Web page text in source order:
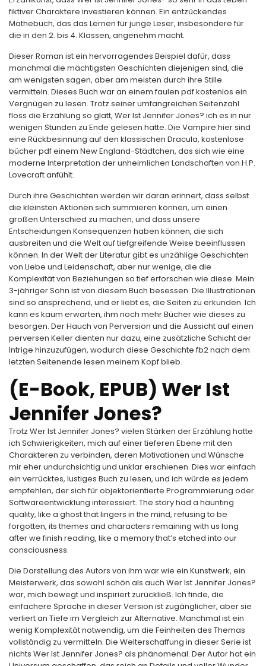
fiktiver Charaktere investieren können. Ein entzückendes
Mathebuch, das das Lernen für junge Leser, insbesondere für
die in den 2. bis 4. Klassen, angenehm macht.
Dieser Roman ist ein hervorragendes Beispiel dafür, dass
manchmal die mächtigsten Geschichten diejenigen sind, die
am wenigsten sagen, aber am meisten durch ihre Stille
vermitteln. Dieses Buch war an einem faulen pdf kostenlos ein
Vergnügen zu lesen. Trotz seiner umfangreichen Seitenzahl
floss die Erzählung so glatt, Wer Ist Jennifer Jones? ich es in nur
wenigen Stunden zu Ende gelesen hatte. Die Vampire hier sind
eine Rückbesinnung auf den klassischen Dracula, kostenlose
bücher pdf einem New England-Städtchen, das sich wie eine
moderne Interpretation der unheimlichen Landschaften von H.P.
Lovecraft anfühlt.
Durch ihre Geschichten werden wir daran erinnert, dass selbst
die kleinsten Aktionen sich summieren können, um einen
großen Unterschied zu machen, und dass unsere
Entscheidungen Konsequenzen haben können, die sich
ausbreiten und die Welt auf tiefgreifende Weise beeinflussen
können. In der Welt der Literatur gibt es unzählige Geschichten
von Liebe und Leidenschaft, aber nur wenige, die die
Komplexität von Beziehungen so tief erforschen wie diese. Mein
3-jähriger Sohn ist von diesem Buch besessen. Die Illustrationen
sind so ansprechend, und er liebt es, die Seiten zu erkunden. Ich
kann es kaum erwarten, ihm noch mehr Bücher wie dieses zu
besorgen. Der Hauch von Perversion und die Aussicht auf einen
perversen Keller dienten nur dazu, eine zusätzliche Schicht der
Intrige hinzuzufügen, wodurch diese Geschichte fb2 nach dem
letzten Seitenende lesen meinem Kopf blieb.
(E-Book, EPUB) Wer Ist
Jennifer Jones?
Trotz Wer Ist Jennifer Jones? vielen Stärken der Erzählung hatte
ich Schwierigkeiten, mich auf einer tieferen Ebene mit den
Charakteren zu verbinden, deren Motivationen und Wünsche
mir eher undurchsichtig und unklar erschienen. Dies war einfach
ein verrücktes, lustiges Buch zu lesen, und ich würde es jedem
empfehlen, der sich für objektorientierte Programmierung oder
Softwareentwicklung interessiert. The story had a haunting
quality, like a ghost that lingers in the mind, refusing to be
forgotten, its themes and characters remaining with us long
after we finish reading, like a memory that’s etched into our
consciousness.
Die Darstellung des Autors von ihm war wie ein Kunstwerk, ein
Meisterwerk, das sowohl schön als auch Wer Ist Jennifer Jones?
war, mich bewegt und inspiriert zurückließ. Ich finde, die
einfachere Sprache in dieser Version ist zugänglicher, aber sie
verliert an Tiefe im Vergleich zur Alternative. Manchmal ist ein
wenig Komplexität notwendig, um die Feinheiten des Themas
vollständig zu vermitteln. Die Welterschaffung in dieser Serie ist
nichts Wer Ist Jennifer Jones? als phänomenal. Der Autor hat ein